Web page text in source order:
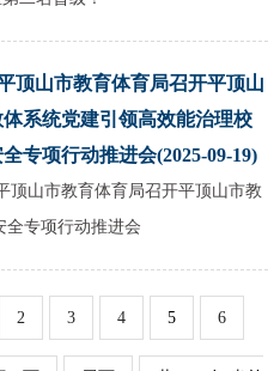
顶山市教育体育局召开平顶山
系统党建引领高效能治理校
全专项行动推进会(2025-09-19)
顶山市教育体育局召开平顶山市教
全专项行动推进会
2 3 4 5 6